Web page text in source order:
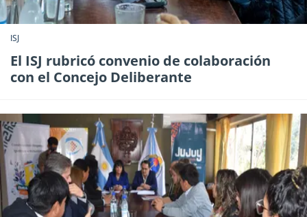
ISJ
El ISJ rubricó convenio de colaboración
con el Concejo Deliberante